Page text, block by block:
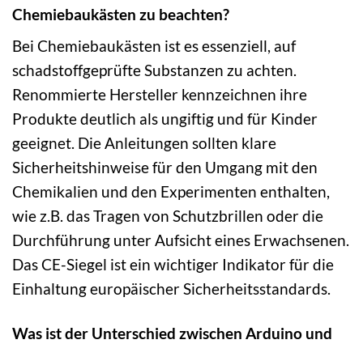
Chemiebaukästen zu beachten?
Bei Chemiebaukästen ist es essenziell, auf
schadstoffgeprüfte Substanzen zu achten.
Renommierte Hersteller kennzeichnen ihre
Produkte deutlich als ungiftig und für Kinder
geeignet. Die Anleitungen sollten klare
Sicherheitshinweise für den Umgang mit den
Chemikalien und den Experimenten enthalten,
wie z.B. das Tragen von Schutzbrillen oder die
Durchführung unter Aufsicht eines Erwachsenen.
Das CE-Siegel ist ein wichtiger Indikator für die
Einhaltung europäischer Sicherheitsstandards.
Was ist der Unterschied zwischen Arduino und